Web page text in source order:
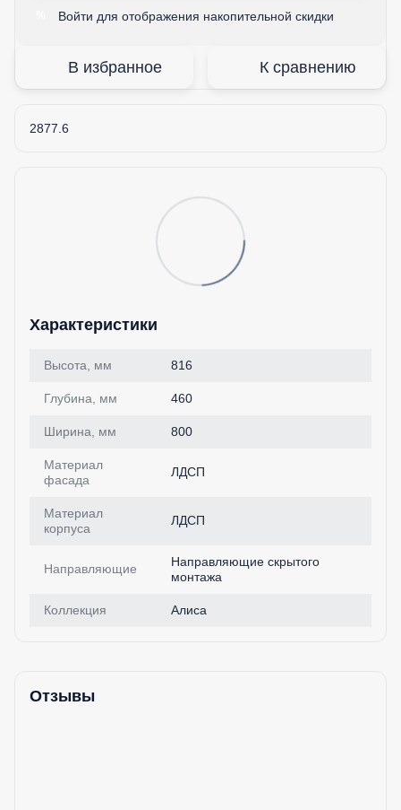
Войти для отображения накопительной скидки
В избранное К сравнению
2877.6
Характеристики
Высота, мм 816
Глубина, мм 460
Ширина, мм 800
Материал
фасада
ЛДСП
Материал
корпуса
ЛДСП
Направляющие
Направляющие скрытого
монтажа
Коллекция Алиса
Отзывы